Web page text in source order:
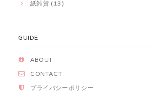
紙雑貨 (13)
GUIDE
ABOUT
CONTACT
プライバシーポリシー